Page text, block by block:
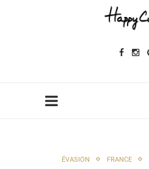
ÉVASION FRANCE